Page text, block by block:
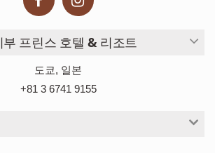
부 프린스 호텔 & 리조트
도쿄, 일본
+81 3 6741 9155